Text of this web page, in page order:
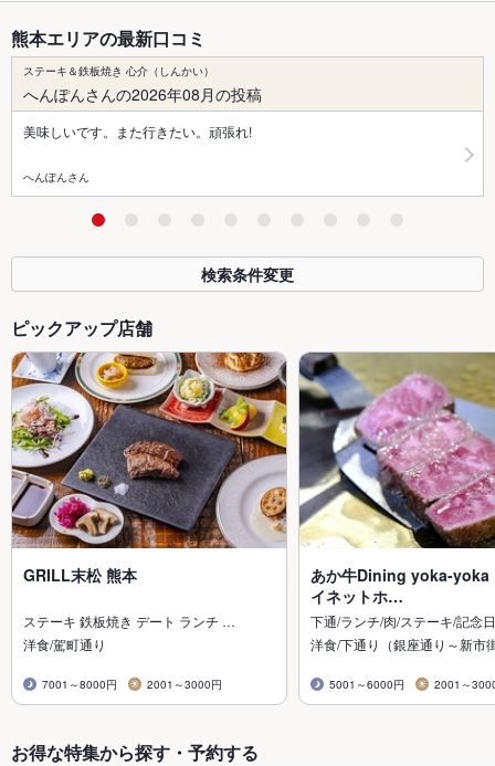
熊本エリアの最新口コミ
ステーキ＆鉄板焼き 心介（しんかい）
へんぽんさんの2026年08月の投稿
美味しいです。また行きたい。頑張れ!
へんぽんさん
検索条件変更
ピックアップ店舗
GRILL末松 熊本
ステーキ 鉄板焼き デート ランチ …
洋食/駕町通り
7001～8000円 2001～3000円
あか牛Dining yoka-yoka
イネットホ…
下通/ランチ/肉/ステーキ/記念
洋食/下通り（銀座通り～新市
5001～6000円 2001～
お得な特集から探す・予約する